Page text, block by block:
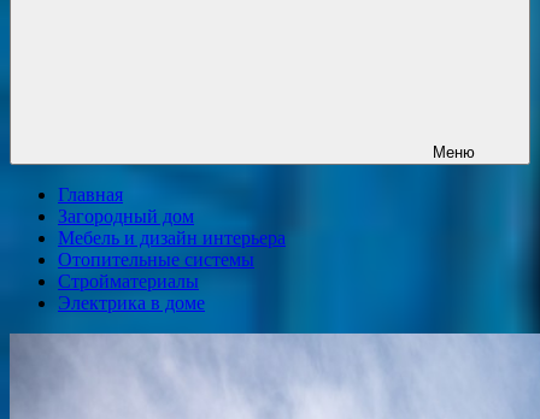
Меню
Главная
Загородный дом
Мебель и дизайн интерьера
Отопительные системы
Стройматериалы
Электрика в доме